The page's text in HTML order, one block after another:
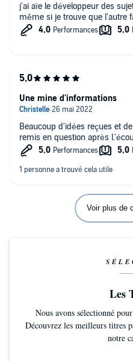
j'ai aïe le développeur des
même si je trouve que l'autre
Beaucoup d'idées reçues et
remis en question après
Une mine d'informations
Voir plus de
Les
Nous avons sélectionné
Découvrez les meilleurs titres
notre